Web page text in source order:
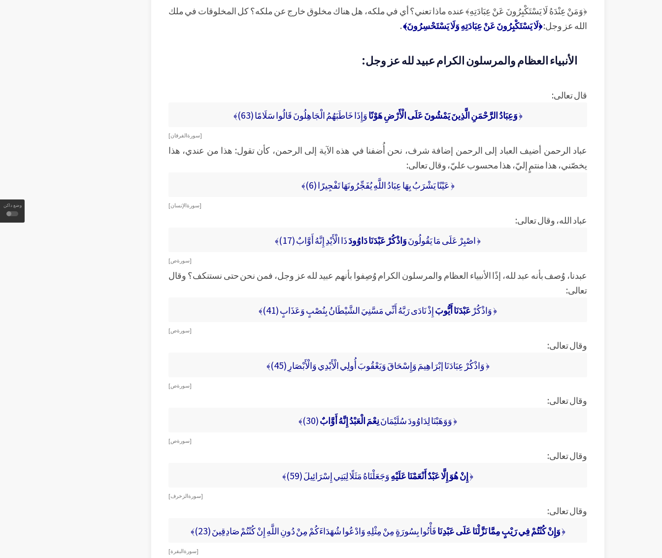
وضع داكن
﴿وَمَنْ عِنْدَهُ لَا يَسْتَكْبِرُونَ عَنْ عِبَادَتِهِ﴾ عنده ماذا تعني؟ أي في ملكه، هل هناك مخلوق خارج عن ملكه؟ كل المخلوقات في ملك
الله عز وجل:﴿لَا يَسْتَكْبِرُونَ عَنْ عِبَادَتِهِ وَلَا يَسْتَحْسِرُونَ﴾.
الأنبياء العظام والمرسلون الكرام عبيد لله عز وجل:
قال تعالى:
﴿وَعِبَادُ الرَّحْمَنِ الَّذِينَ يَمْشُونَ عَلَى الْأَرْضِ هَوْنًاوَإِذَا خَاطَبَهُمُ الْجَاهِلُونَ قَالُوا سَلَامًا (63)﴾
[ سورة الفرقان ]
عباد الرحمن أضيف العباد إلى الرحمن إضافة شرف، نحن أُضفنا في هذه الآية إلى الرحمن، كأن تقول: هذا من عندي، هذا
يخصّني، هذا منتمٍ إليّ، هذا محسوب عليّ، وقال تعالى:
﴿ عَيْنًا يَشْرَبُ بِهَا عِبَادُ اللَّهِ يُفَجِّرُونَهَا تَفْجِيرًا (6)﴾
[ سورة الإنسان ]
عباد الله، وقال تعالى:
﴿ اصْبِرْ عَلَى مَا يَقُولُونَوَاذْكُرْ عَبْدَنَا دَاوُودَذَا الْأَيْدِ إِنَّهُ أَوَّابٌ (17)﴾
[ سورة ص ]
عبدنا، وُصف بأنه عبد لله، إذًا الأنبياء العظام والمرسلون الكرام وُصِفوا بأنهم عبيد لله عز وجل، فمن نحن حتى نستنكف؟ وقال
تعالى:
﴿ وَاذْكُرْ عَبْدَنَا أَيُّوبَإِذْ نَادَى رَبَّهُ أَنِّي مَسَّنِيَ الشَّيْطَانُ بِنُصْبٍ وَعَذَابٍ (41)﴾
[ سورة ص ]
وقال تعالى:
﴿ وَاذْكُرْ عِبَادَنَا إبْرَاهِيمَ وَإِسْحَاقَ وَيَعْقُوبَ أُولِي الْأَيْدِي وَالْأَبْصَارِ (45)﴾
[ سورة ص ]
وقال تعالى:
﴿ وَوَهَبْنَا لِدَاوُودَ سُلَيْمَانَنِعْمَ الْعَبْدُ إِنَّهُ أَوَّابٌ(30)﴾
[ سورة ص ]
وقال تعالى:
﴿إِنْ هُوَ إِلَّا عَبْدٌ أَنْعَمْنَا عَلَيْهِوَجَعَلْنَاهُ مَثَلًا لِبَنِي إِسْرَائِيلَ (59)﴾
[ سورة الزخرف ]
وقال تعالى:
﴿وَإِنْ كُنْتُمْ فِي رَيْبٍ مِمَّا نَزَّلْنَا عَلَى عَبْدِنَافَأْتُوا بِسُورَةٍ مِنْ مِثْلِهِ وَادْعُوا شُهَدَاءَكُمْ مِنْ دُونِ اللَّهِ إِنْ كُنْتُمْ صَادِقِينَ (23)﴾
[ سورة البقرة ]